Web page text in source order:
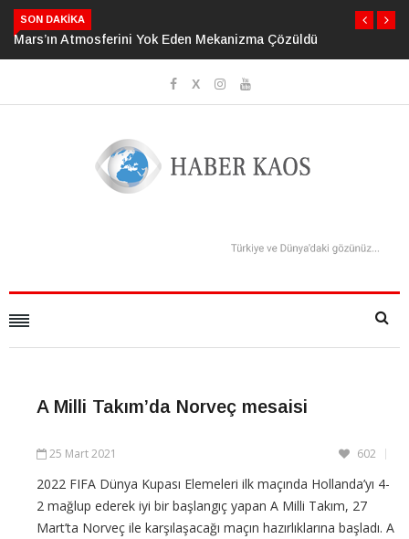
SON DAKIKA
Mars’ın Atmosferini Yok Eden Mekanizma ÇözüldüKalp
Faktörüyle
A Milli Takım’da Norveç mesaisi
25 Mart 2021 602
2022 FIFA Dünya Kupası Elemeleri ilk maçında Hollanda’yı 4-
2 mağlup ederek iyi bir başlangıç yapan A Milli Takım, 27
Mart’ta Norveç ile karşılaşacağı maçın hazırlıklarına başladı. A